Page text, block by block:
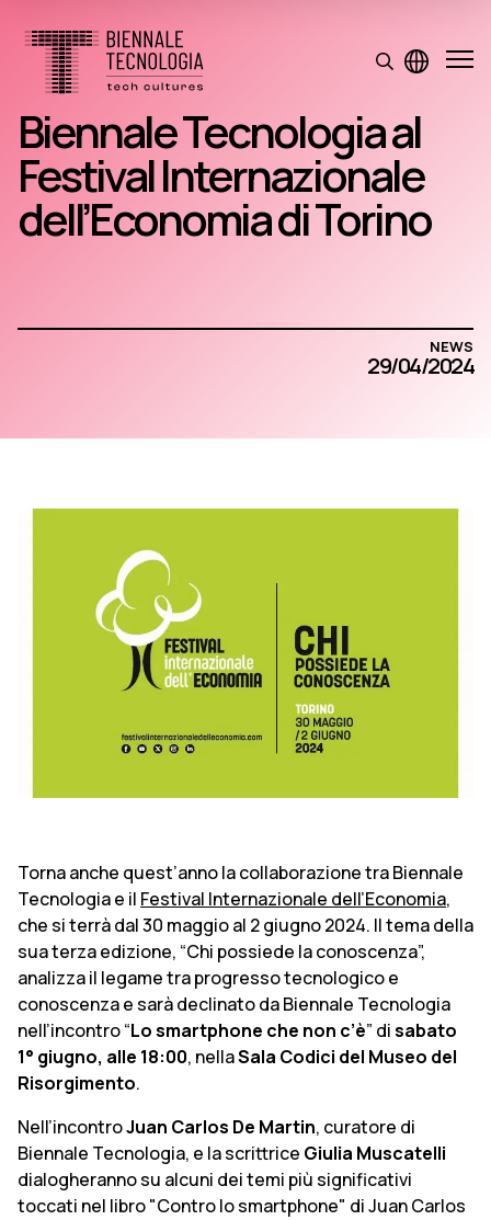
Biennale Tecnologia al
Festival Internazionale
dell’Economia di Torino
NEWS
29/04/2024
Torna anche quest’anno la collaborazione tra Biennale
Tecnologia e il Festival Internazionale dell’Economia,
che si terrà dal 30 maggio al 2 giugno 2024. Il tema della
sua terza edizione, “Chi possiede la conoscenza”,
analizza il legame tra progresso tecnologico e
conoscenza e sarà declinato da Biennale Tecnologia
nell’incontro “Lo smartphone che non c’è” disabato
1° giugno, alle 18:00, nellaSala Codici del Museo del
Risorgimento.
Nell’incontroJuan Carlos De Martin, curatore di
Biennale Tecnologia, e la scrittrice Giulia Muscatelli
dialogheranno su alcuni dei temi più significativi
toccati nel libro "Contro lo smartphone" di Juan Carlos